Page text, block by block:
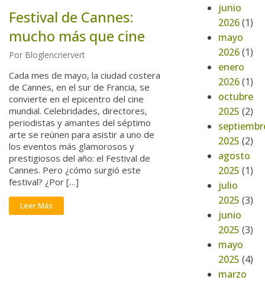
Festival de Cannes:
mucho más que cine
Por Bloglencriervert
Cada mes de mayo, la ciudad costera
de Cannes, en el sur de Francia, se
convierte en el epicentro del cine
mundial. Celebridades, directores,
periodistas y amantes del séptimo
arte se reúnen para asistir a uno de
los eventos más glamorosos y
prestigiosos del año: el Festival de
Cannes. Pero ¿cómo surgió este
festival? ¿Por […]
Leer Más
junio
2026(1)
mayo
2026(1)
enero
2026(1)
octubre
2025 (2)
2025 (2)
agosto
2025 (1)
julio
2025 (3)
junio
2025 (3)
mayo
2025 (4)
marzo